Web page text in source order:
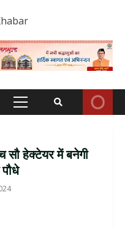
Primary
सौ हेक्टेयर में बनेगी